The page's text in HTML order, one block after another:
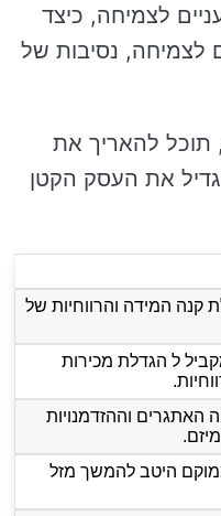
לצמיחה, כיצד
לצמיחה, נסיבות של
תוכל להאריך את
את העסק הקטן
קנה המידה והרווחיות של
ל הגדלת מכירות
וההזדמנויות
היטב להמשך מזל